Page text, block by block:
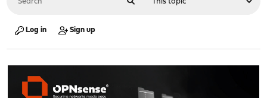
Log in Sign up